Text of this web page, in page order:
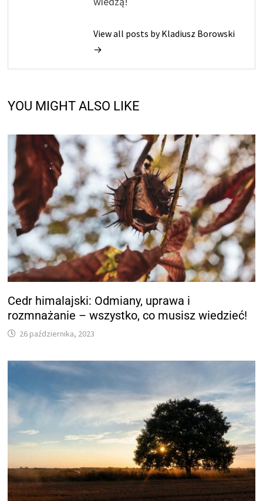
View all posts by Kladiusz Borowski
→
YOU MIGHT ALSO LIKE
Cedr himalajski: Odmiany, uprawa i
rozmnażanie – wszystko, co musisz wiedzieć!
26 października, 2023